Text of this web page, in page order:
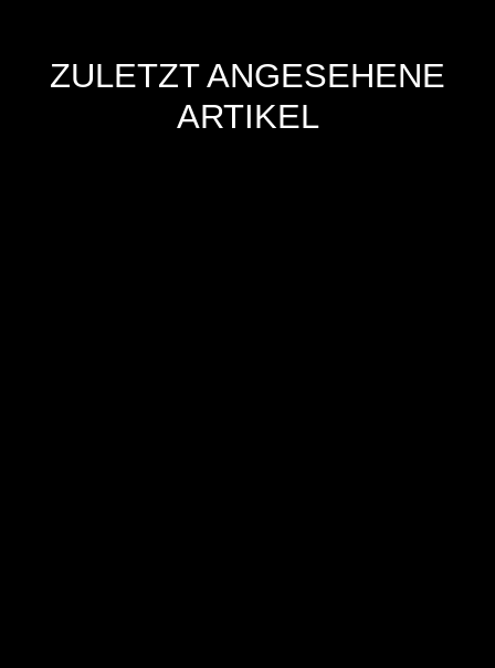
ZULETZT ANGESEHENE
ARTIKEL